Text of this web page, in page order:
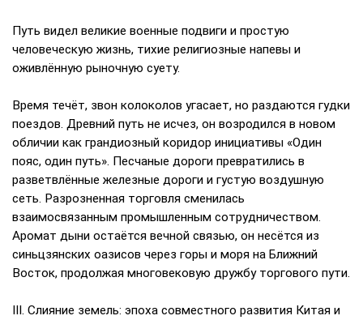
Путь видел великие военные подвиги и простую
человеческую жизнь, тихие религиозные напевы и
оживлённую рыночную суету.
Время течёт, звон колоколов угасает, но раздаются гудки
поездов. Древний путь не исчез, он возродился в новом
обличии как грандиозный коридор инициативы «Один
пояс, один путь». Песчаные дороги превратились в
разветвлённые железные дороги и густую воздушную
сеть. Разрозненная торговля сменилась
взаимосвязанным промышленным сотрудничеством.
Аромат дыни остаётся вечной связью, он несётся из
синьцзянских оазисов через горы и моря на Ближний
Восток, продолжая многовековую дружбу торгового пути.
III. Слияние земель: эпоха совместного развития Китая и